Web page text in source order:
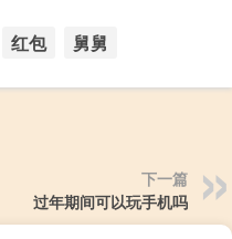
红包 舅舅
下一篇
过年期间可以玩手机吗